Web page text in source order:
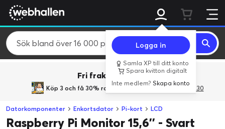
Logga in
Samla XP till ditt konto
Spara kvitton digitalt
Inte medlem?Skapa konto
Fri frakt över 800 kr.
Köp 3 och få 30% rabatt med rabattkoden 3Gives30
Datorkomponenter Enkortsdator Pi-kort LCD
Raspberry Pi Monitor 15,6'' - Svart